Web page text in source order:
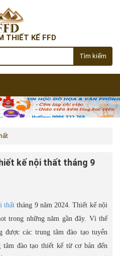
THIẾT KẾ FFD
Tìm kiếm
kế nội thất tháng 9
thất tháng 9 năm 2024. Thiết kế nội
trong những năm gần đây. Vì thế
được các trung tâm đào tạo tuyển
đào tạo thiết kế từ cơ bản đến